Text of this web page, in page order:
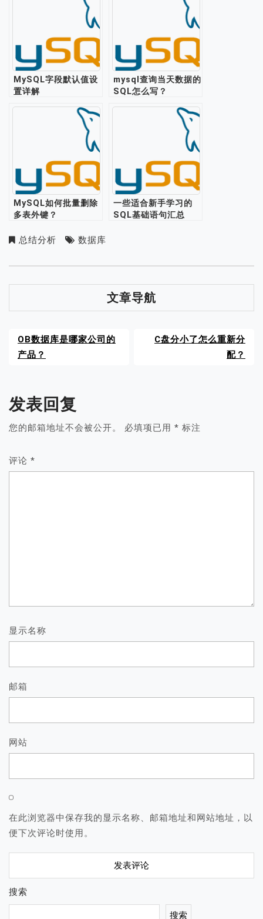
MySQL字段默认值设
置详解
mysql查询当天数据的
SQL怎么写？
MySQL如何批量删除
多表外键？
一些适合新手学习的
SQL基础语句汇总
总结分析 数据库
文章导航
OB数据库是哪家公司的
产品？
C盘分小了怎么重新分
配？
发表回复
您的邮箱地址不会被公开。 必填项已用 * 标注
评论 *
显示名称
邮箱
网站
在此浏览器中保存我的显示名称、邮箱地址和网站地址，以
便下次评论时使用。
搜索
搜索